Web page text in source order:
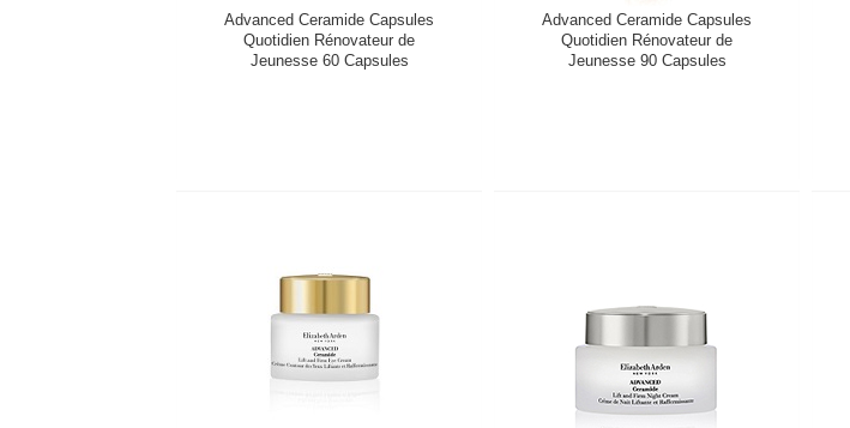
Advanced Ceramide Capsules
Quotidien Rénovateur de
Jeunesse 60 Capsules
Advanced Ceramide Capsules
Quotidien Rénovateur de
Jeunesse 90 Capsules